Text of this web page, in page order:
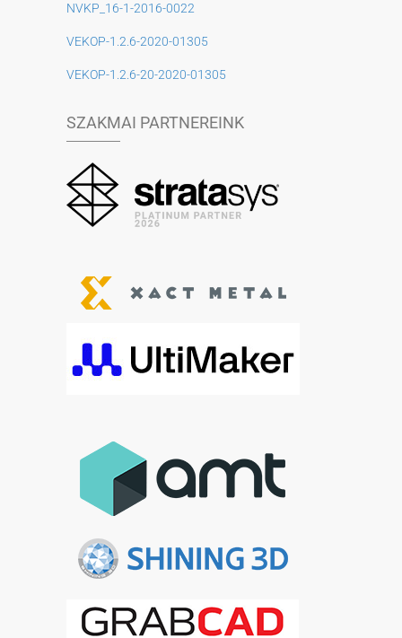
NVKP_16-1-2016-0022
VEKOP-1.2.6-2020-01305
VEKOP-1.2.6-20-2020-01305
SZAKMAI PARTNEREINK